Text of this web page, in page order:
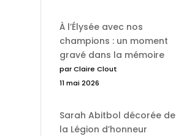
À l’Élysée avec nos
champions : un moment
gravé dans la mémoire
par Claire Clout
11 mai 2026
Sarah Abitbol décorée de
la Légion d’honneur